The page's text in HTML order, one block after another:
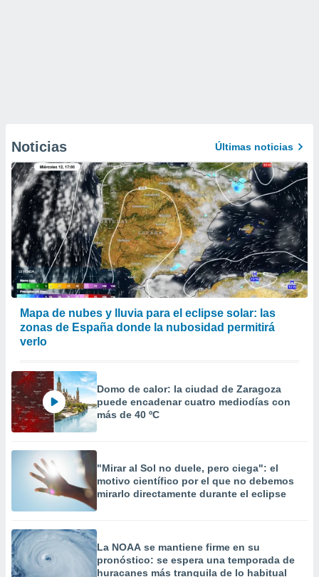
Noticias Últimas noticias
Mapa de nubes y lluvia para el eclipse solar: las
zonas de España donde la nubosidad permitirá
verlo
Domo de calor: la ciudad de Zaragoza
puede encadenar cuatro mediodías con
más de 40 ºC
"Mirar al Sol no duele, pero ciega": el
motivo científico por el que no debemos
mirarlo directamente durante el eclipse
La NOAA se mantiene firme en su
pronóstico: se espera una temporada de
huracanes más tranquila de lo habitual